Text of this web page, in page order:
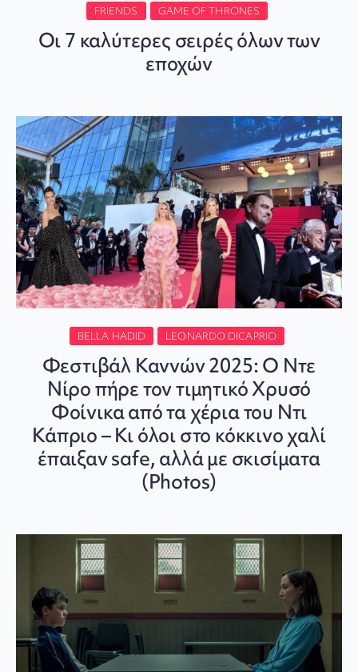
FRIENDS GAME OF THRONES
Οι 7 καλύτερες σειρές όλων των
εποχών
BELLA HADID LEONARDO DICAPRIO
Φεστιβάλ Καννών 2025: Ο Ντε
Νίρο πήρε τον τιμητικό Χρυσό
Φοίνικα από τα χέρια του Ντι
Κάπριο – Κι όλοι στο κόκκινο χαλί
έπαιξαν safe, αλλά με σκισίματα
(Photos)